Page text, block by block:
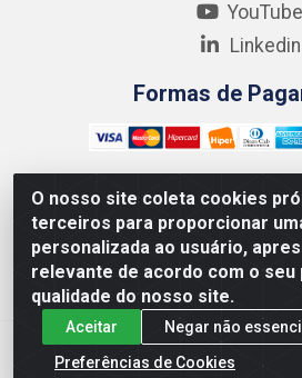
O nosso site coleta cookies
terceiros para proporcionar
personalizada ao usuário,
relevante de acordo com o
qualidade do nosso site.
Aceitar
Negar não
Preferências de Cookies
YouTube
Linkedin
Formas de
Kgmlan Distribuidora LTDA - CNPJ
Rua Pedro de Barros Cavalcante,
- CEP 53320-